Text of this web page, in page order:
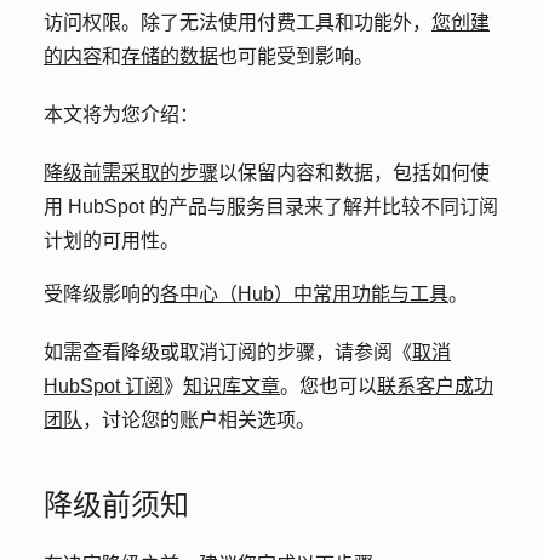
访问权限。除了无法使用付费工具和功能外， 您创建
的内容和存储的数据也可能受到影响。
本文将为您介绍：
降级前需采取的步骤以保留内容和数据，包括如何使
用 HubSpot 的产品与服务目录来了解并比较不同订阅
计划的可用性。
受降级影响的各中心（Hub）中常用功能与工具。
如需查看降级或取消订阅的步骤，请参阅《取消
HubSpot 订阅 》 知识库文章。您也可以联系客户成功
团队 ，讨论您的账户相关选项。
降级前须知